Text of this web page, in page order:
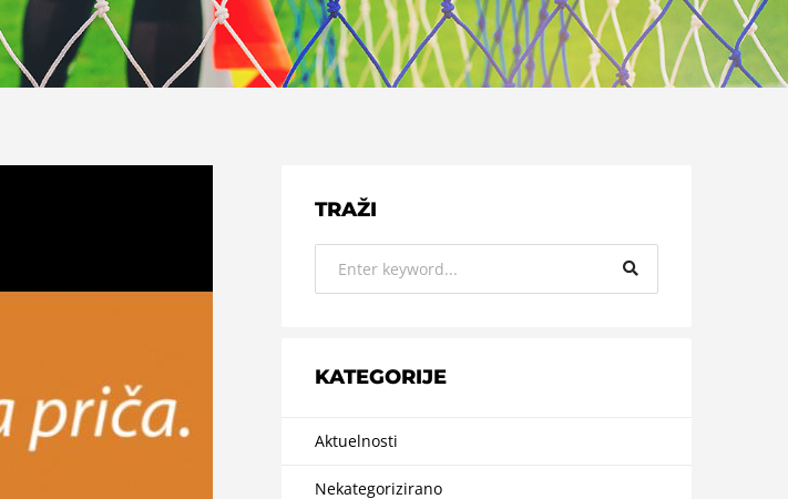
TRAŽI
KATEGORIJE
Aktuelnosti
Nekategorizirano